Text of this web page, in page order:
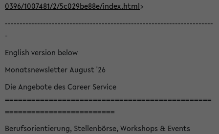
0396/1007481/2/5c029be88e/index.html>
-----------------------------------------------------------------------
-
English version below
Monatsnewsletter August '26
Die Angebote des Career Service
===============================================
=========================
Berufsorientierung, Stellenbörse, Workshops & Events